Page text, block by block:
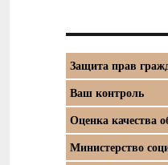
Защита прав
Ваш контроль
Оценка
Министерство